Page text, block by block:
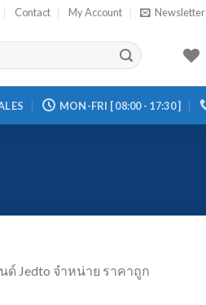
Contact My Account Newsletter
MON-FRI [ 08:00 - 17:30 ]
ด์ Jedto จำหน่าย ราคาถูก